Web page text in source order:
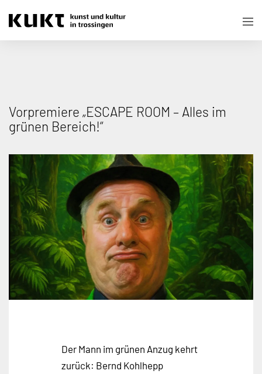
Vorpremiere „ESCAPE ROOM – Alles im
grünen Bereich!“
Der Mann im grünen Anzug kehrt
zurück: Bernd Kohlhepp